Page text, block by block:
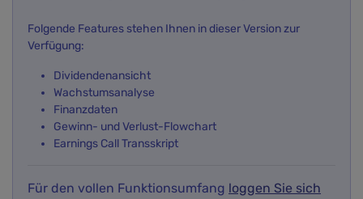
Folgende Features stehen Ihnen in dieser Version zur
Verfügung:
Dividendenansicht
Wachstumsanalyse
Finanzdaten
Gewinn- und Verlust-Flowchart
Earnings Call Transskript
Für den vollen Funktionsumfang loggen Sie sich